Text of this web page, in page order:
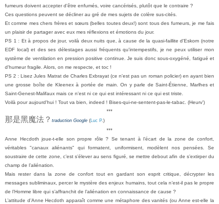
fumeurs doivent accepter d'être enfumés, voire cancérisés, plutôt que le contraire ?
Ces questions peuvent se décliner au gré de mes sujets de colère sus-cités.
Et comme mes chers frères et sœurs (belles toutes deux!) sont tous des fumeurs, je me fais
un plaisir de partager avec eux mes réflexions et émotions du jour.
PS 1 : Et à propos de jour, voilà deux nuits que, à cause de la quasi-faillite d'Eskom (notre
EDF local) et des ses délestages aussi fréquents qu'intempestifs, je ne peux utiliser mon
système de ventilation en pression positive continue. Je suis donc sous-oxygéné, fatigué et
d'humeur fragile. Alors, on me respecte, et toc !
PS 2 : Lisez Jules Matrat de Charles Exbrayat (ce n'est pas un roman policier) en ayant bien
une grosse boîte de Kleenex à portée de main. On y parle de Saint-Étienne, Marlhes et
Saint-Genest-Malifaux mais ce n'est ni ce qui est intéressant ni ce qui est triste.
Voilà pour aujourd'hui ! Tout va bien, indeed ! Bises-qui-ne-sentent-pas-le-tabac. (Heurv')
***
那是黑魔法 ？ traduction Google ( Luc P. )
***
Anne Hecdoth joue-t-elle son propre rôle ? Se tenant à l’écart de la zone de confort,
véritables "canaux aliénants" qui formatent, uniformisent, modèlent nos pensées. Se
soustraire de cette zone, c’est s’élever au sens figuré, se mettre debout afin de s’extirper du
champ de l’aliénation.
Mais rester dans la zone de confort tout en gardant son esprit critique, décrypter les
messages subliminaux, percer le mystère des enjeux humains, tout cela n’est-il pas le propre
de l’Homme libre qui s’affranchit de l’aliénation en connaissance de cause ?
L’attitude d’Anne Hecdoth apparaît comme une métaphore des vanités (ou Anne est-elle la